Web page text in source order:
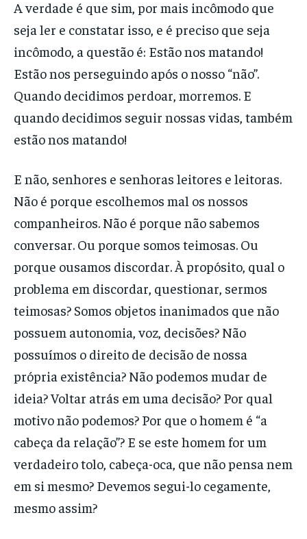
A verdade é que sim, por mais incômodo que
seja ler e constatar isso, e é preciso que seja
incômodo, a questão é: Estão nos matando!
Estão nos perseguindo após o nosso “não”.
Quando decidimos perdoar, morremos. E
quando decidimos seguir nossas vidas, também
estão nos matando!
E não, senhores e senhoras leitores e leitoras.
Não é porque escolhemos mal os nossos
companheiros. Não é porque não sabemos
conversar. Ou porque somos teimosas. Ou
porque ousamos discordar. À propósito, qual o
problema em discordar, questionar, sermos
teimosas? Somos objetos inanimados que não
possuem autonomia, voz, decisões? Não
possuímos o direito de decisão de nossa
própria existência? Não podemos mudar de
ideia? Voltar atrás em uma decisão? Por qual
motivo não podemos? Por que o homem é “a
cabeça da relação”? E se este homem for um
verdadeiro tolo, cabeça-oca, que não pensa nem
em si mesmo? Devemos segui-lo cegamente,
mesmo assim?